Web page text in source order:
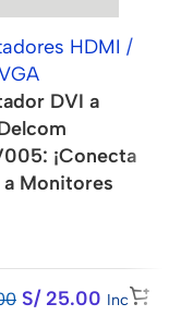
HDMI /
DVI a
¡Conecta
Monitores
S/25.00 Inc